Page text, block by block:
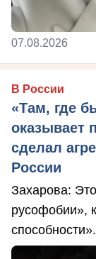
07.08.2026
В России
«Там, где
оказывает
сделал
России
Захарова:
русофобии»,
способности».